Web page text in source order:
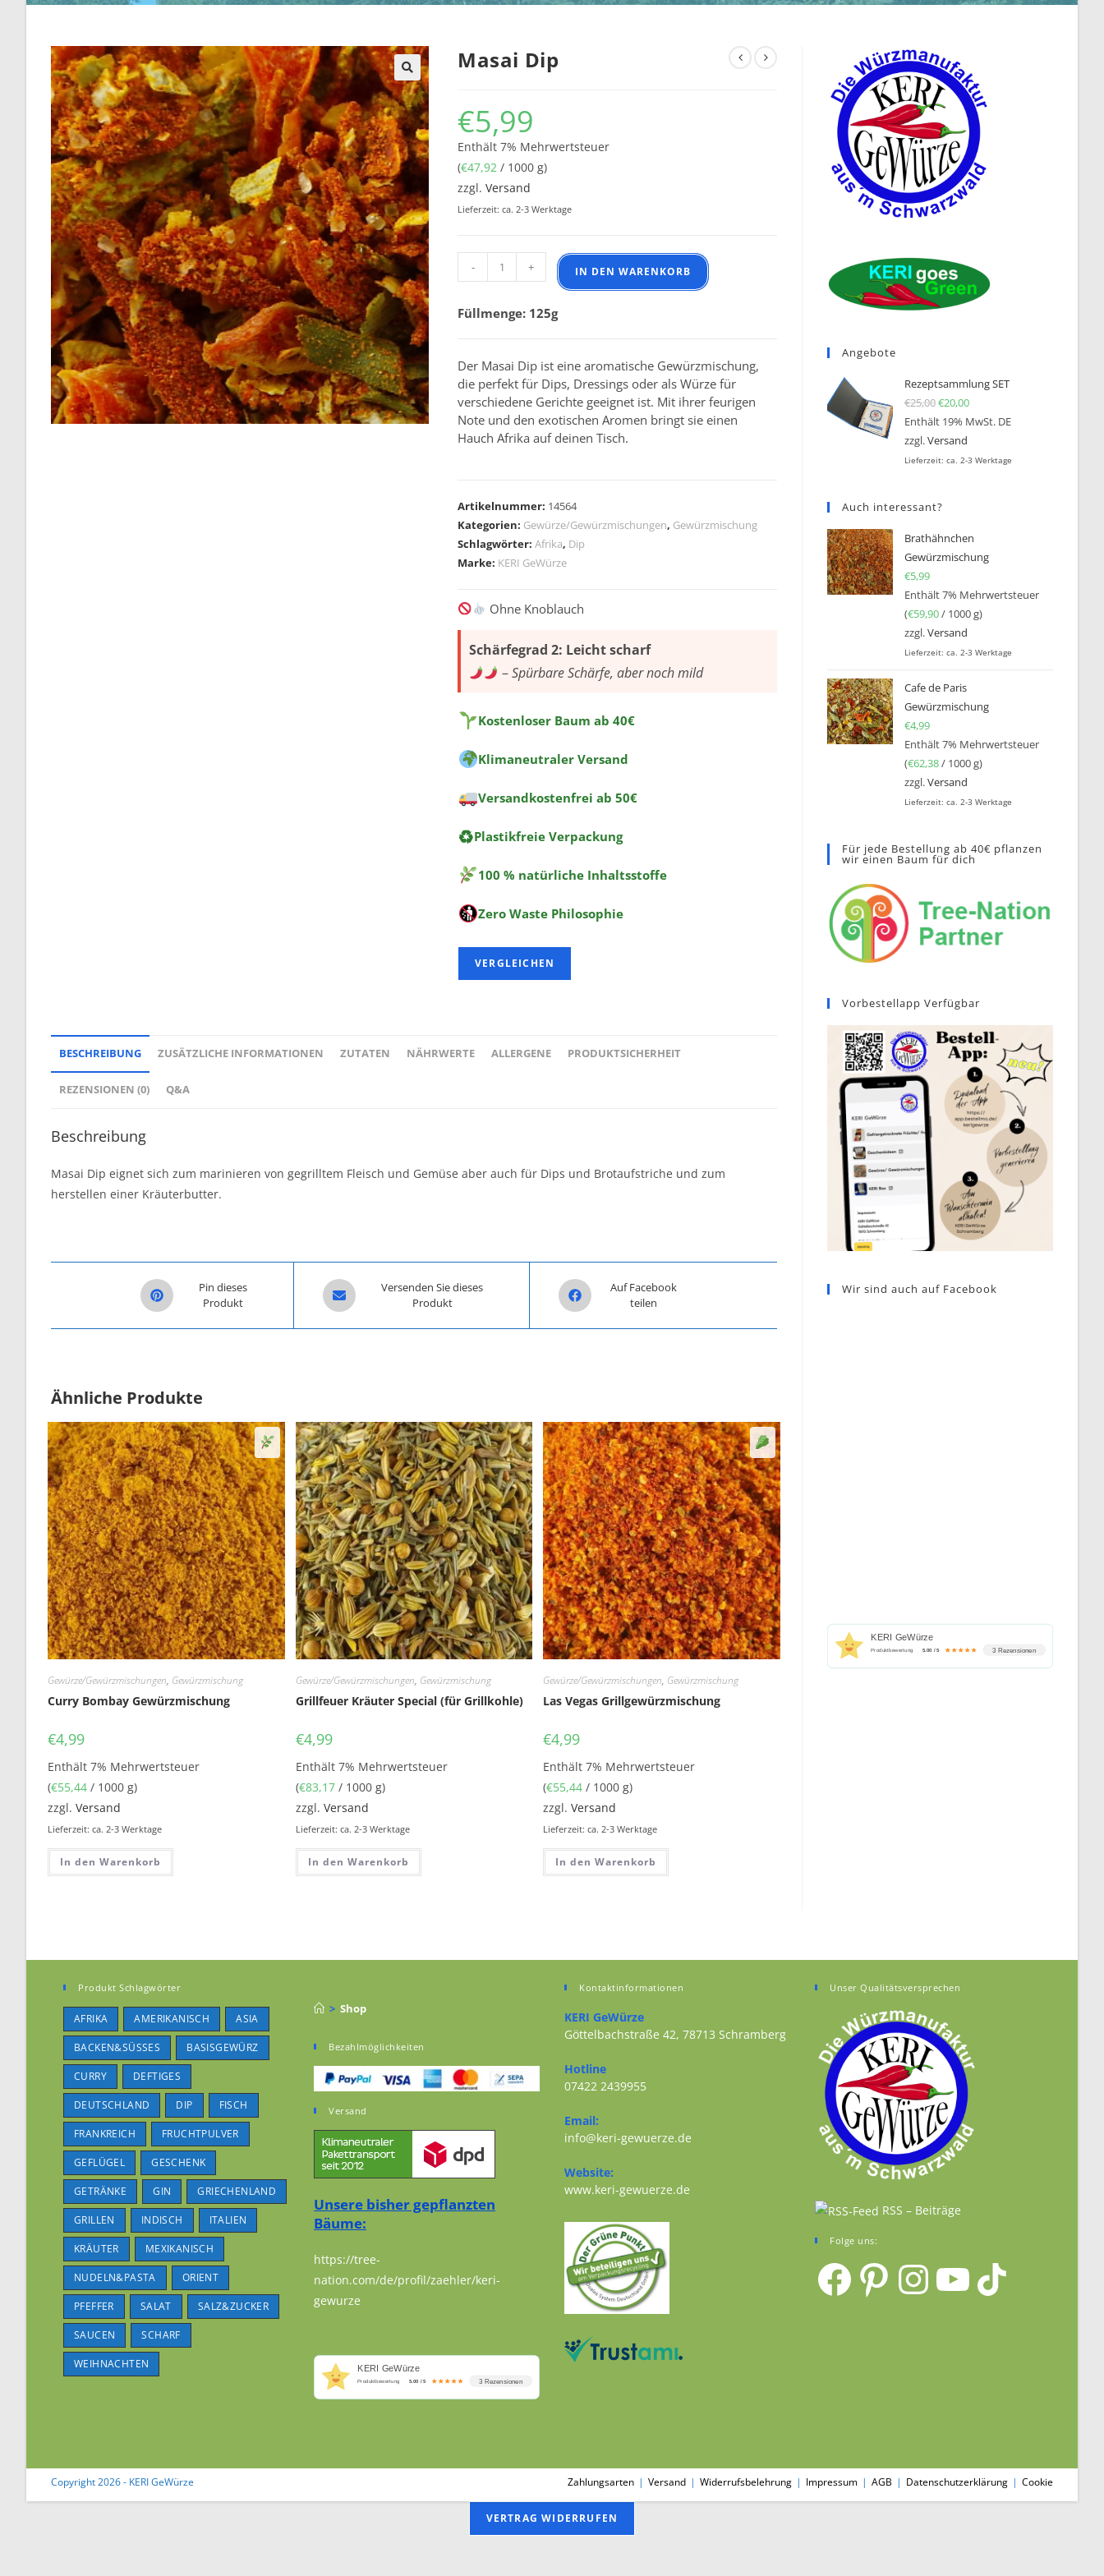
Masai Dip
€5,99
Enthält 7% Mehrwertsteuer
(€47,92 / 1000 g)
zzgl.Versand
Lieferzeit: ca. 2-3 Werktage
Masai Dip Menge
- + IN DEN WARENKORB
Füllmenge: 125g
Der Masai Dip ist eine aromatische Gewürzmischung,
die perfekt für Dips, Dressings oder als Würze für
verschiedene Gerichte geeignet ist. Mit ihrer feurigen
Note und den exotischen Aromen bringt sie einen
Hauch Afrika auf deinen Tisch.
t
r
t
Artikelnummer: 14564
Kategorien: Gewürze/Gewürzmischungen, Gewürzmischung
Schlagwörter:Afrika, Dip
Marke: KERI GeWürze
Ohne Knoblauch
Schärfegrad 2: Leicht scharf
–Spürbare Schärfe, aber noch mild
Kostenloser Baum ab 40€
Klimaneutraler Versand
Versandkostenfrei ab 50€
♻Plastikfreie Verpackung
100 % natürliche Inhaltsstoffe
Zero Waste Philosophie
VERGLEICHEN
BESCHREIBUNG ZUSÄTZLICHE INFORMATIONEN ZUTATEN NÄHRWERTE ALLERGENE PRODUKTSICHERHEIT
REZENSIONEN (0) Q&A
Beschreibung
Masai Dip eignet sich zum marinieren von gegrilltem Fleisch und Gemüse aber auch für Dips und Brotaufstriche und zum
herstellen einer Kräuterbutter.
Opens in a new window
Pin dieses
Produkt
Opens in a new window
Versenden Sie dieses
Produkt
Opens in a new window
Auf Facebook
teilen
Ähnliche Produkte
Senf
Gewürze/Gewürzmischungen, Gewürzmischung
Curry Bombay Gewürzmischung
€4,99
Enthält 7% Mehrwertsteuer
(€55,44 / 1000 g)
zzgl.Versand
Lieferzeit: ca. 2-3 Werktage
In den Warenkorb
Gewürze/Gewürzmischungen, Gewürzmischung
Grillfeuer Kräuter Special (für Grillkohle)
€4,99
Enthält 7% Mehrwertsteuer
(€83,17/ 1000 g)
zzgl. Versand
Lieferzeit: ca. 2-3 Werktage
In den Warenkorb
Sellerie
Gewürze/Gewürzmischungen, Gewürzmischung
Las Vegas Grillgewürzmischung
€4,99
Enthält 7% Mehrwertsteuer
(€55,44/ 1000 g)
zzgl. Versand
Lieferzeit: ca. 2-3 Werktage
In den Warenkorb
Angebote
Rezeptsammlung SET
€25,00Ursprünglicher Preis war:
€20,00Aktueller Preis ist:
Enthält 19% MwSt. DE
zzgl.Versand
Lieferzeit: ca. 2-3 Werktage
Auch interessant?
Brathähnchen
Gewürzmischung
€5,99
Enthält 7% Mehrwertsteuer
(€59,90/ 1000 g)
zzgl.Versand
Lieferzeit: ca. 2-3 Werktage
Cafe de Paris
Gewürzmischung
€4,99
Enthält 7% Mehrwertsteuer
(€62,38/ 1000 g)
zzgl.Versand
Lieferzeit: ca. 2-3 Werktage
Für jede Bestellung ab 40€ pflanzen
wir einen Baum für dich
Vorbestellapp Verfügbar
Wir sind auch auf Facebook
KERI GeWürze
Produktbewertung 5.00 / 5 3 Rezensionen
Produkt Schlagwörter
AFRIKA AMERIKANISCH ASIA
BACKEN&SÜSSES BASISGEWÜRZ
CURRY DEFTIGES
DEUTSCHLAND DIP FISCH
FRANKREICH FRUCHTPULVER
GEFLÜGEL GESCHENK
GETRÄNKE GIN GRIECHENLAND
GRILLEN INDISCH ITALIEN
KRÄUTER MEXIKANISCH
NUDELN&PASTA ORIENT
PFEFFER SALAT SALZ&ZUCKER
SAUCEN SCHARF
WEIHNACHTEN
> Shop
Bezahlmöglichkeiten
Versand
Unsere bisher gepflanzten
Bäume:
https://tree-
nation.com/de/profil/zaehler/keri-
gewurze
KERI GeWürze
Produktbewertung 5.00 / 5 3 Rezensionen
Kontaktinformationen
KERI GeWürze
Göttelbachstraße 42, 78713 Schramberg
Hotline
07422 2439955
Email:
info@keri-gewuerze.de Opens in your application
Website:
www.keri-gewuerze.de
Unser Qualitätsversprechen
RSS – Beiträge
Folge uns:
FacebookPinterestInstagramYouTube TikTok
Zahlungsarten Versand Widerrufsbelehrung Impressum AGB Datenschutzerklärung Cookie
Copyright 2026 - KERI GeWürze
VERTRAG WIDERRUFEN